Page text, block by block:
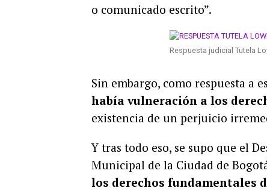
o comunicado escrito”.
Respuesta judicial Tutela
Sin embargo, como respuesta a
había vulneración a los
existencia de un perjuicio
Y tras todo eso, se supo que el
Municipal de la Ciudad de
los derechos fundamentales